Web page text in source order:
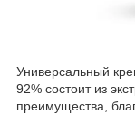
Универсальный
92% состоит из
преимущества,